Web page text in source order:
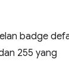
badge
255 yang